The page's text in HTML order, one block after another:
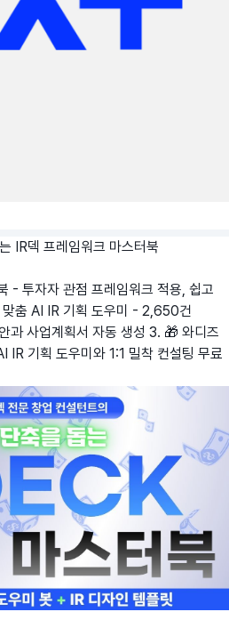
IR덱 프레임워크 마스터북
- 투자자 관점 프레임워크 적용, 쉽고
춤 AI IR 기획 도우미 - 2,650건
과 사업계획서 자동 생성 3. 🎁 와디즈
IR 기획 도우미와 1:1 밀착 컨설팅 무료